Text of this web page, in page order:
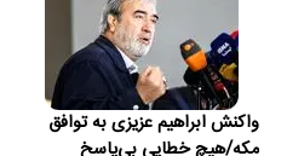
واکنش ابراهیم عزیزی به توافق